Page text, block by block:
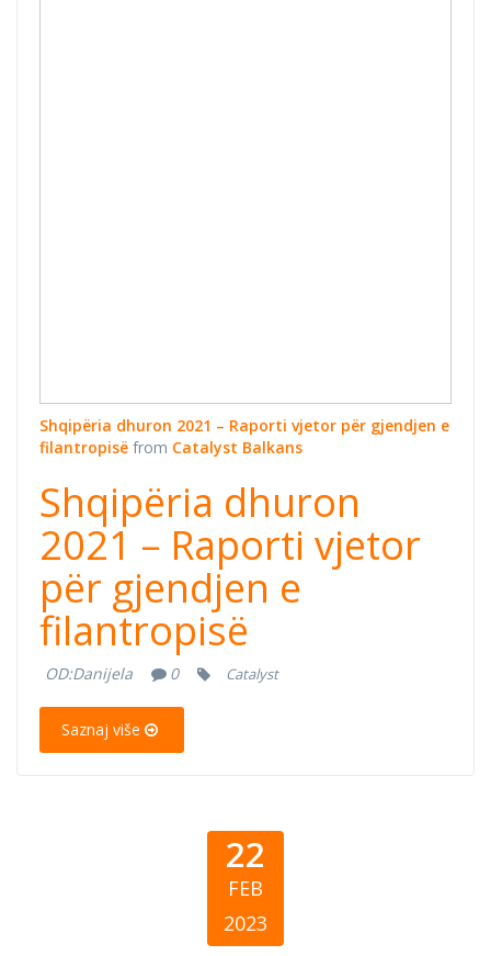
Shqipëria dhuron 2021 – Raporti vjetor për gjendjen e
filantropisë from Catalyst Balkans
Shqipëria dhuron
2021 – Raporti vjetor
për gjendjen e
filantropisë
OD:Danijela 0 Catalyst
Saznaj više
22
FEB
2023